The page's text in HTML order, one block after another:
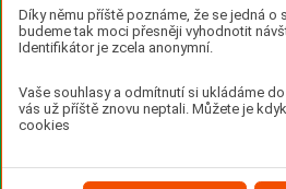
Díky němu příště poznáme, že se jedná o
budeme tak moci přesněji vyhodnotit
Identifikátor je zcela anonymní.
Vaše souhlasy a odmítnutí si ukládáme
vás už příště znovu neptali. Můžete je
cookies